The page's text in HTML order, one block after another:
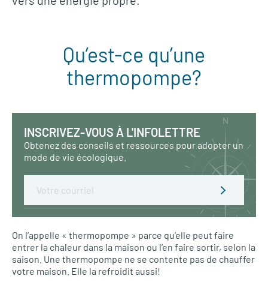
Qu’est-ce qu’une
thermopompe?
INSCRIVEZ-VOUS À L'INFOLETTRE
Obtenez des conseils et ressources pour adopter un
mode de vie écologique.
Email
On l’appelle « thermopompe » parce qu’elle peut faire
entrer la chaleur dans la maison ou l’en faire sortir, selon la
saison. Une thermopompe ne se contente pas de chauffer
votre maison. Elle la refroidit aussi!